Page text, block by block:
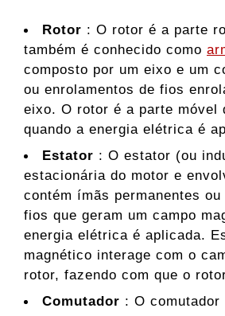
Rotor : O rotor é a parte
também é conhecido como
composto por um eixo e um
ou enrolamentos de fios
eixo. O rotor é a parte móvel
quando a energia elétrica é
Estator : O estator (ou
estacionária do motor e
contém ímãs permanentes
fios que geram um campo
energia elétrica é aplicada.
magnético interage com o
rotor, fazendo com que o
Comutador : O